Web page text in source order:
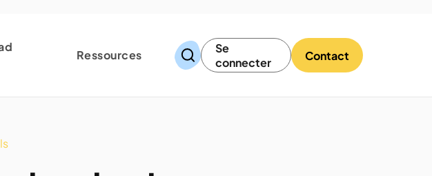
Ressources
Se
connecter
Contact